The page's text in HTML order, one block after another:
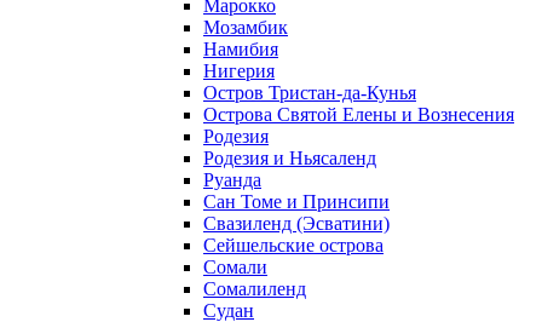
Марокко
Мозамбик
Намибия
Нигерия
Остров Тристан-да-Кунья
Острова Святой Елены и Вознесения
Родезия
Родезия и Ньясаленд
Руанда
Сан Томе и Принсипи
Свазиленд (Эсватини)
Сейшельские острова
Сомали
Сомалиленд
Судан